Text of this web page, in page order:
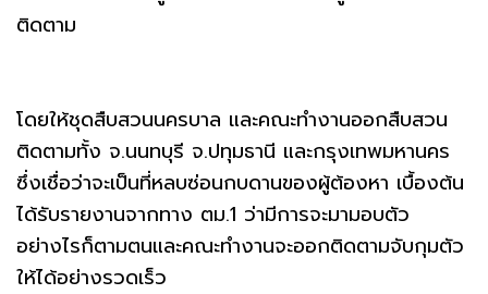
ติดตาม
โดยให้ชุดสืบสวนนครบาล และคณะทำงานออกสืบสวน
ติดตามทั้ง จ.นนทบุรี จ.ปทุมธานี และกรุงเทพมหานคร
ซึ่งเชื่อว่าจะเป็นที่หลบซ่อนกบดานของผู้ต้องหา เบื้องต้น
ได้รับรายงานจากทาง ตม.1 ว่ามีการจะมามอบตัว
อย่างไรก็ตามตนและคณะทำงานจะออกติดตามจับกุมตัว
ให้ได้อย่างรวดเร็ว